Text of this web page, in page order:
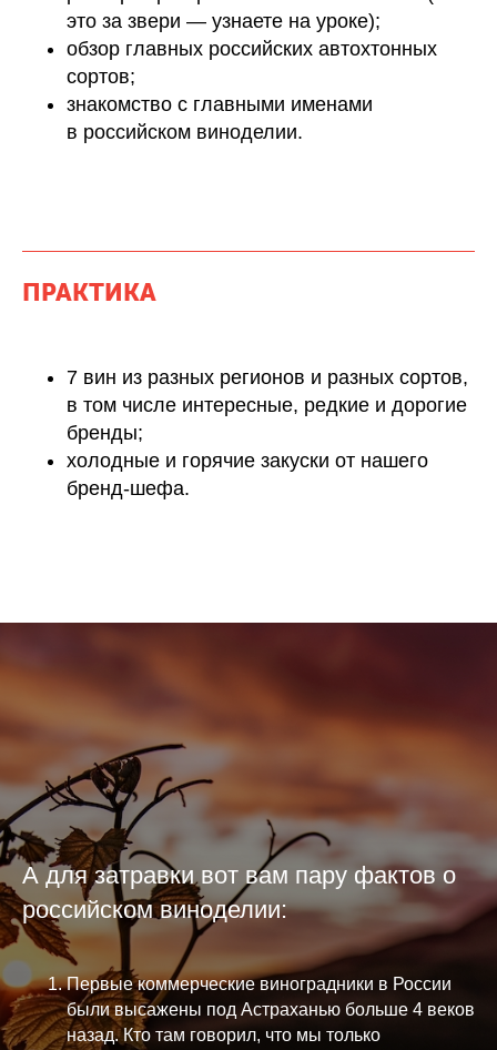
это за звери — узнаете на уроке);
обзор главных российских автохтонных
сортов;
знакомство с главными именами
в российском виноделии.
ПРАКТИКА
7 вин из разных регионов и разных сортов,
в том числе интересные, редкие и дорогие
бренды;
холодные и горячие закуски от нашего
бренд-шефа.
А для затравки вот вам пару фактов о
российском виноделии:
Первые коммерческие виноградники в России
были высажены под Астраханью больше 4 веков
назад. Кто там говорил, что мы только